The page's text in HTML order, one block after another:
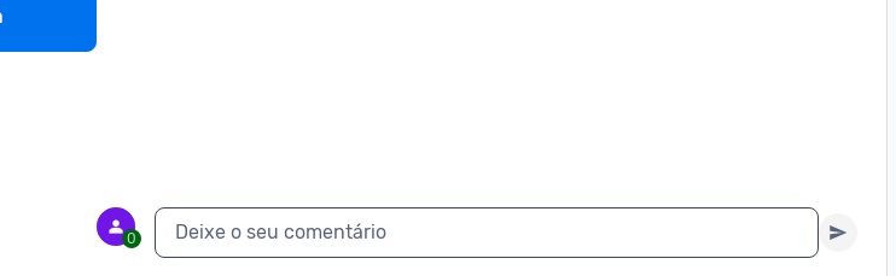
0 Deixe o seu comentário